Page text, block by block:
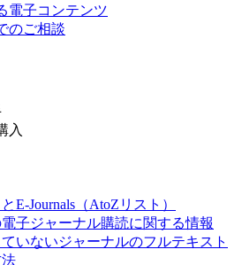
電子コンテンツ
のご相談
入
E-Journals（AtoZリスト）
子ジャーナル購読に関する情報
いないジャーナルのフルテキスト